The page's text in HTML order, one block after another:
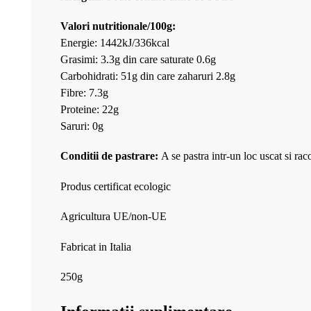
Valori nutritionale/100g:
Energie: 1442kJ/336kcal
Grasimi: 3.3g din care saturate 0.6g
Carbohidrati: 51g din care zaharuri 2.8g
Fibre: 7.3g
Proteine: 22g
Saruri: 0g
Conditii de pastrare: A se pastra intr-un loc uscat si
Produs certificat ecologic
Agricultura UE/non-UE
Fabricat in Italia
250g